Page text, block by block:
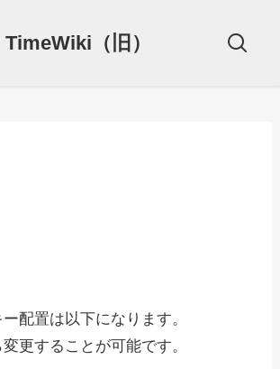
TimeWiki（旧）
配置は以下になります。
更することが可能です。